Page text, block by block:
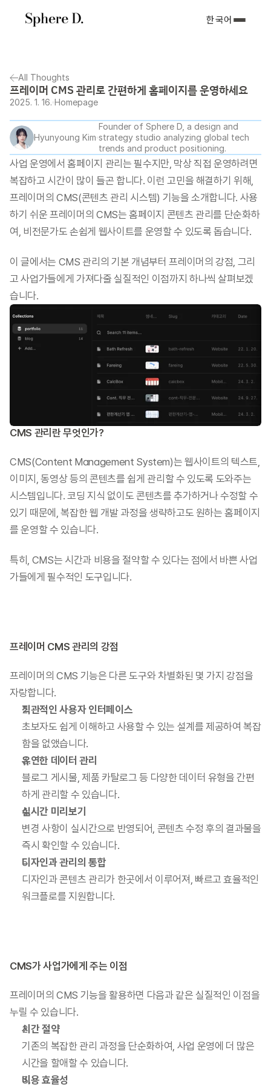
한국어
All Thoughts
프레이머 CMS 관리로 간편하게 홈페이지를 운영하세요
2025. 1. 16. Homepage
Hyunyoung Kim
Founder of Sphere D, a design and
strategy studio analyzing global tech
trends and product positioning.
사업 운영에서 홈페이지 관리는 필수지만, 막상 직접 운영하려면
복잡하고 시간이 많이 들곤 합니다. 이런 고민을 해결하기 위해,
프레이머의 CMS(콘텐츠 관리 시스템) 기능을 소개합니다. 사용
하기 쉬운 프레이머의 CMS는 홈페이지 콘텐츠 관리를 단순화하
여, 비전문가도 손쉽게 웹사이트를 운영할 수 있도록 돕습니다.
이 글에서는 CMS 관리의 기본 개념부터 프레이머의 강점, 그리
고 사업가들에게 가져다줄 실질적인 이점까지 하나씩 살펴보겠
습니다.
CMS 관리란 무엇인가?
CMS(Content Management System)는 웹사이트의 텍스트,
이미지, 동영상 등의 콘텐츠를 쉽게 관리할 수 있도록 도와주는
시스템입니다. 코딩 지식 없이도 콘텐츠를 추가하거나 수정할 수
있기 때문에, 복잡한 웹 개발 과정을 생략하고도 원하는 홈페이지
를 운영할 수 있습니다.
특히, CMS는 시간과 비용을 절약할 수 있다는 점에서 바쁜 사업
가들에게 필수적인 도구입니다.
프레이머 CMS 관리의 강점
프레이머의 CMS 기능은 다른 도구와 차별화된 몇 가지 강점을
자랑합니다.
직관적인 사용자 인터페이스
초보자도 쉽게 이해하고 사용할 수 있는 설계를 제공하여 복잡
함을 없앴습니다.
유연한 데이터 관리
블로그 게시물, 제품 카탈로그 등 다양한 데이터 유형을 간편
하게 관리할 수 있습니다.
실시간 미리보기
변경 사항이 실시간으로 반영되어, 콘텐츠 수정 후의 결과물을
즉시 확인할 수 있습니다.
디자인과 관리의 통합
디자인과 콘텐츠 관리가 한곳에서 이루어져, 빠르고 효율적인
워크플로를 지원합니다.
CMS가 사업가에게 주는 이점
프레이머의 CMS 기능을 활용하면 다음과 같은 실질적인 이점을
누릴 수 있습니다.
시간 절약
기존의 복잡한 관리 과정을 단순화하여, 사업 운영에 더 많은
시간을 할애할 수 있습니다.
비용 효율성